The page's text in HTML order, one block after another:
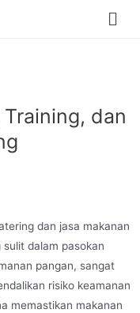
dan
dan jasa makanan
dalam pasokan
pangan, sangat
risiko keamanan
memastikan makanan